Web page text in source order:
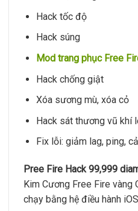
Hack tốc độ
Hack súng
Mod trang phục Free
Hack chống giật
Xóa sương mù, xóa cỏ
Hack sát thương vũ khí
Fix lỗi: giảm lag, ping,
Pree Fire Hack 99,999
Kim Cương Free Fire vàng
chạy bằng hệ điều hành